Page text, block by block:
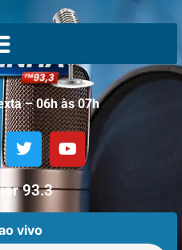
– 06h às 07h
93.3
vivo